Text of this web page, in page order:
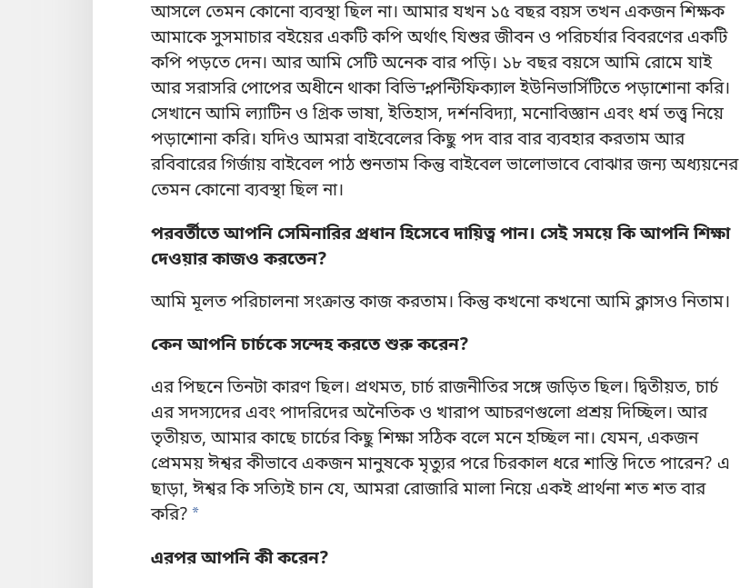
আসলে তেমন কোনো ব্যবস্থা ছিল না। আমার যখন ১৫ বছর বয়স তখন একজন শিক্ষক
আমাকে সুসমাচার বইয়ের একটি কপি অর্থাৎ যিশুর জীবন ও পরিচর্যার বিবরণের একটি
কপি পড়তে দেন। আর আমি সেটি অনেক বার পড়ি। ১৮ বছর বয়সে আমি রোমে যাই
আর সরাসরি পোপের অধীনে থাকা বিভিন্ন পন্টিফিক্যাল ইউনিভার্সিটিতে পড়াশোনা করি।
সেখানে আমি ল্যাটিন ও গ্রিক ভাষা, ইতিহাস, দর্শনবিদ্যা, মনোবিজ্ঞান এবং ধর্ম তত্ত্ব নিয়ে
পড়াশোনা করি। যদিও আমরা বাইবেলের কিছু পদ বার বার ব্যবহার করতাম আর
রবিবারের গির্জায় বাইবেল পাঠ শুনতাম কিন্তু বাইবেল ভালোভাবে বোঝার জন্য অধ্যয়নের
তেমন কোনো ব্যবস্থা ছিল না।
পরবর্তীতে আপনি সেমিনারির প্রধান হিসেবে দায়িত্ব পান। সেই সময়ে কি আপনি শিক্ষা
দেওয়ার কাজও করতেন?
আমি মূলত পরিচালনা সংক্রান্ত কাজ করতাম। কিন্তু কখনো কখনো আমি ক্লাসও নিতাম।
কেন আপনি চার্চকে সন্দেহ করতে শুরু করেন?
এর পিছনে তিনটা কারণ ছিল। প্রথমত, চার্চ রাজনীতির সঙ্গে জড়িত ছিল। দ্বিতীয়ত, চার্চ
এর সদস্যদের এবং পাদরিদের অনৈতিক ও খারাপ আচরণগুলো প্রশ্রয় দিচ্ছিল। আর
তৃতীয়ত, আমার কাছে চার্চের কিছু শিক্ষা সঠিক বলে মনে হচ্ছিল না। যেমন, একজন
প্রেমময় ঈশ্বর কীভাবে একজন মানুষকে মৃত্যুর পরে চিরকাল ধরে শাস্তি দিতে পারেন? এ
ছাড়া, ঈশ্বর কি সত্যিই চান যে, আমরা রোজারি মালা নিয়ে একই প্রার্থনা শত শত বার
করি? *
এরপর আপনি কী করেন?